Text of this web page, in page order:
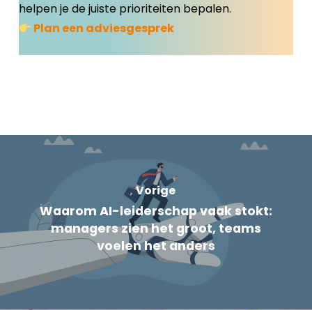
helpen je de juiste prioriteiten bepalen.
Plan een adviesgesprek
Vorige
Waarom AI-leiderschap vaak stokt:
managers zien het groot, teams
voelen het anders